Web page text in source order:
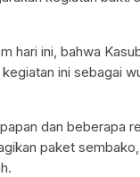
hari ini, bahwa
ini sebagai
dan beberapa
paket